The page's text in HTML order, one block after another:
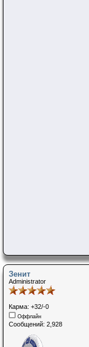
Зенит
Administrator
Карма: +32/-0
Оффлайн
Сообщений: 2,928